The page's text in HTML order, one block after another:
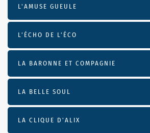
L'AMUSE GUEULE
L’ÉCHO DE L’ÉCO
LA BARONNE ET COMPAGNIE
LA BELLE SOUL
LA CLIQUE D'ALIX